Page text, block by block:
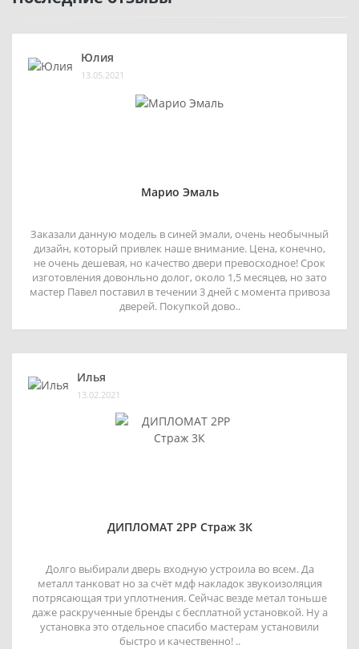
Юлия
13.05.2021
Марио Эмаль
Заказали данную модель в синей эмали, очень необычный
дизайн, который привлек наше внимание. Цена, конечно,
не очень дешевая, но качество двери превосходное! Срок
изготовления довонльно долог, около 1,5 месяцев, но зато
мастер Павел поставил в течении 3 дней с момента привоза
дверей. Покупкой дово..
Илья
13.02.2021
ДИПЛОМАТ 2РР Страж 3К
Долго выбирали дверь входную устроила во всем. Да
металл танковат но за счёт мдф накладок звукоизоляция
потрясающая три уплотнения. Сейчас везде метал тоньше
даже раскрученные бренды с бесплатной установкой. Ну а
установка это отдельное спасибо мастерам установили
быстро и качественно! ..